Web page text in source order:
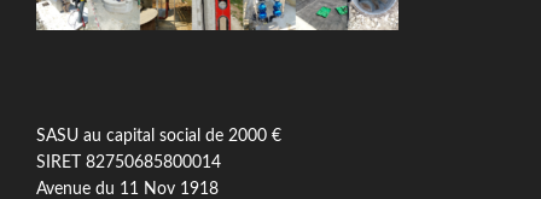
SASU au capital social de 2000 €
SIRET 82750685800014
Avenue du 11 Nov 1918